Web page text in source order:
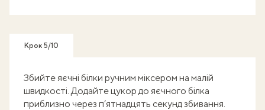
Крок 5/10
Збийте яєчні білки ручним міксером на малій
швидкості. Додайте цукор до яєчного білка
приблизно через п’ятнадцять секунд збивання.